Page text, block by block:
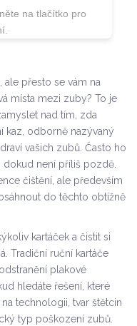
na tlačítko pro
ale přesto se vám na
místa mezi zuby? To je
nad tím, zda
kaz, odborně nazývaný
vašich zubů. Často ho
není příliš pozdě.
čištění, ale především
do těchto obtížně
kartáček a čistit si
Tradiční ruční kartáče
plakové
hledáte řešení, které
technologii, tvar štětcin
typ poškození zubů.